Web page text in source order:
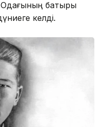
батыры
келді.